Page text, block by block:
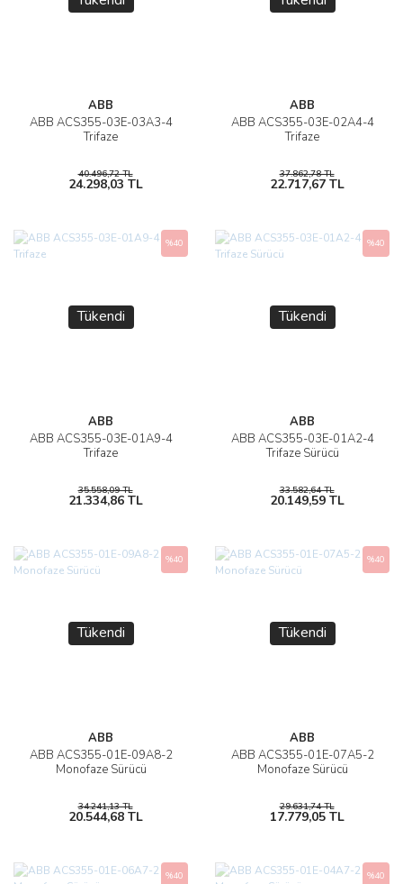
ABB
ABB ACS355-03E-03A3-4
Trifaze
40.496,72 TL
24.298,03 TL
ABB
ABB ACS355-03E-02A4-4
Trifaze
37.862,78 TL
22.717,67 TL
Tükendi
ABB
ABB ACS355-03E-01A9-4
Trifaze
%40
35.558,09 TL
21.334,86 TL
Tükendi
ABB
ABB ACS355-03E-01A2-4
Trifaze Sürücü
%40
33.582,64 TL
20.149,59 TL
Tükendi
ABB
ABB ACS355-01E-09A8-2
Monofaze Sürücü
%40
34.241,13 TL
20.544,68 TL
Tükendi
ABB
ABB ACS355-01E-07A5-2
Monofaze Sürücü
%40
29.631,74 TL
17.779,05 TL
%40 %40